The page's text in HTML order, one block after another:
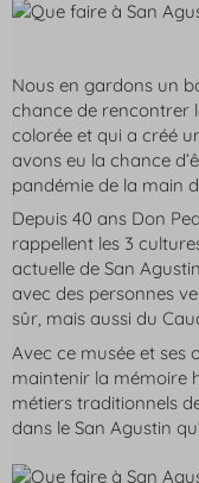
Nous en gardons un
chance de rencontrer
colorée et qui a créé
avons eu la chance
pandémie de la main
Depuis 40 ans Don
rappellent les 3
actuelle de San
avec des personnes
sûr, mais aussi du
Avec ce musée et ses
maintenir la mémoire
métiers traditionnels
dans le San Agustin